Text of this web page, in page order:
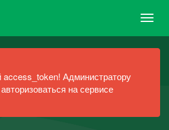
Администратору
на сервисе